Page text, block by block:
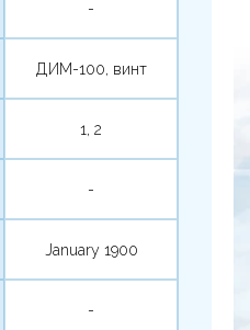
-
ДИМ-100, винт
1, 2
-
January 1900
-